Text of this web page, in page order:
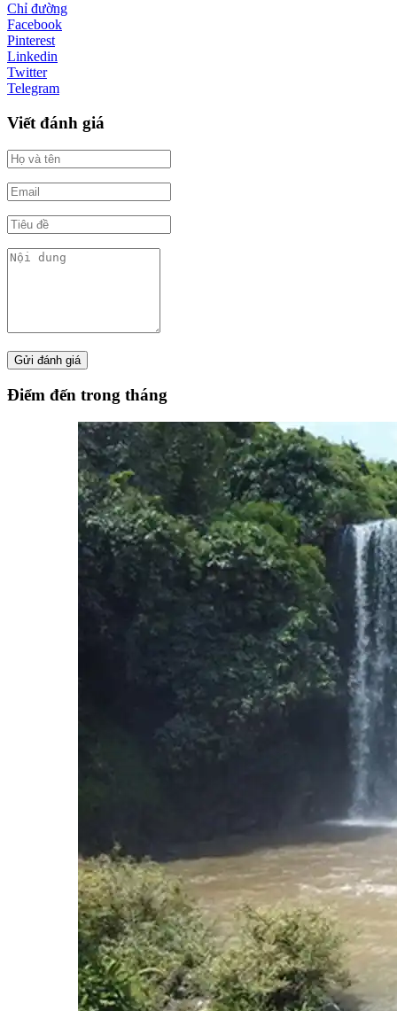
Chỉ đường
Facebook
Pinterest
Linkedin
Twitter
Telegram
Viết đánh giá
Điểm đến trong tháng